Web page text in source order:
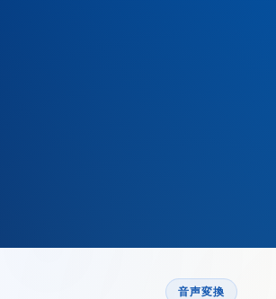
音声変換